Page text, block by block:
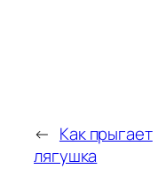
← Как прыгает
лягушка